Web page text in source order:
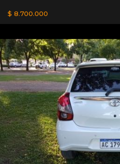
$ 8.700.000